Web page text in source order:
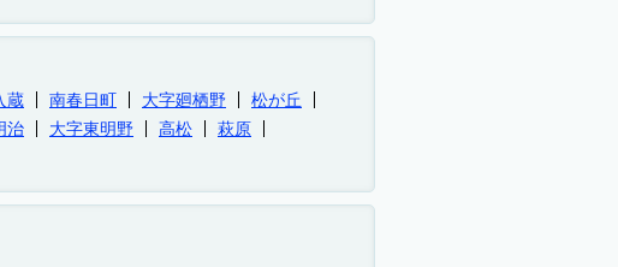
蔵 南春日町 大字廻栖野
松が丘
治 大字東明野 高松
萩原